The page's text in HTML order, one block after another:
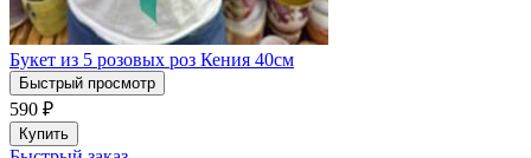
Букет из 5 розовых роз Кения 40см
Быстрый просмотр
590 ₽
Купить